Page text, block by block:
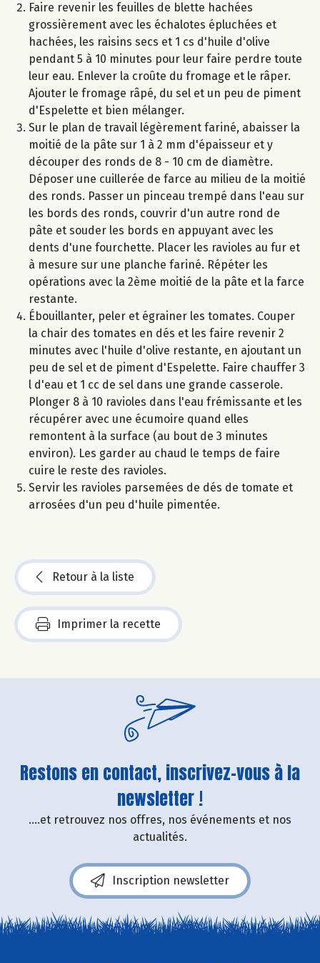
Faire revenir les feuilles de blette hachées
grossièrement avec les échalotes épluchées et
hachées, les raisins secs et 1 cs d'huile d'olive
pendant 5 à 10 minutes pour leur faire perdre toute
leur eau. Enlever la croûte du fromage et le râper.
Ajouter le fromage râpé, du sel et un peu de piment
d'Espelette et bien mélanger.
Sur le plan de travail légèrement fariné, abaisser la
moitié de la pâte sur 1 à 2 mm d'épaisseur et y
découper des ronds de 8 - 10 cm de diamètre.
Déposer une cuillerée de farce au milieu de la moitié
des ronds. Passer un pinceau trempé dans l'eau sur
les bords des ronds, couvrir d'un autre rond de
pâte et souder les bords en appuyant avec les
dents d'une fourchette. Placer les ravioles au fur et
à mesure sur une planche fariné. Répéter les
opérations avec la 2ème moitié de la pâte et la farce
restante.
Ébouillanter, peler et égrainer les tomates. Couper
la chair des tomates en dés et les faire revenir 2
minutes avec l'huile d'olive restante, en ajoutant un
peu de sel et de piment d'Espelette. Faire chauffer 3
l d'eau et 1 cc de sel dans une grande casserole.
Plonger 8 à 10 ravioles dans l'eau frémissante et les
récupérer avec une écumoire quand elles
remontent à la surface (au bout de 3 minutes
environ). Les garder au chaud le temps de faire
cuire le reste des ravioles.
Servir les ravioles parsemées de dés de tomate et
arrosées d'un peu d'huile pimentée.
Retour à la liste
Imprimer la recette
Restons en contact, inscrivez-vous à la
newsletter !
....et retrouvez nos offres, nos événements et nos
actualités.
Inscription newsletter